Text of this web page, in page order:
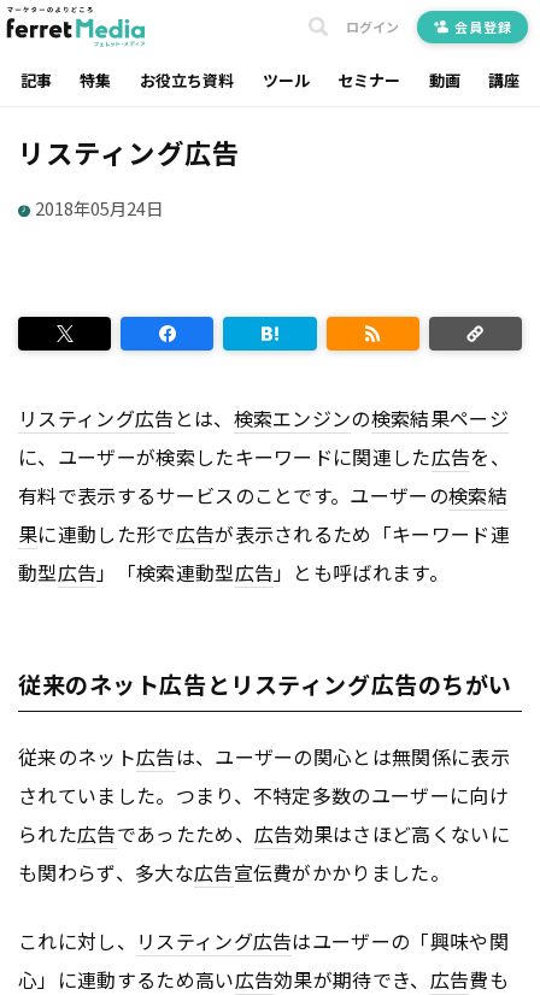
記事 特集 お役立ち資料 ツール セミナー 動画 講座
ログイン 会員登録
リスティング広告
2018年05月24日
リスティング広告 とは、 検索エンジンの検索結果ページ
に、ユーザーが検索したキーワードに関連した広告を、
有料で表示するサービスのことです。ユーザーの検索結
果に連動した形で広告が表示されるため「キーワード連
動型広告」「検索連動型広告」とも呼ばれます。
従来のネット広告とリスティング広告のちがい
従来のネット広告は、ユーザーの関心とは無関係に表示
されていました。つまり、不特定多数のユーザーに向け
られた広告であったため、 広告効果はさほど高くないに
も関わらず、多大な広告宣伝費がかかりました。
これに対し、 リスティング広告はユーザーの「興味や関
心」に連動するため高い広告効果が期待でき、 広告費も